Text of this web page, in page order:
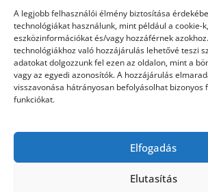
A legjobb felhasználói élmény biztosítása
technológiákat használunk, mint például a cookie-
eszközinformációkat és/vagy hozzáférnek
technológiákhoz való hozzájárulás lehetővé teszi
adatokat dolgozzunk fel ezen az oldalon, mint a
vagy az egyedi azonosítók. A hozzájárulás
visszavonása hátrányosan befolyásolhat bizonyos
funkciókat.
Elfogadás
Elutasítás
Ingatlan
Művészetek és szórakozás
Múzeumok
Szolgáltatás
Szórakozás
Webáruház